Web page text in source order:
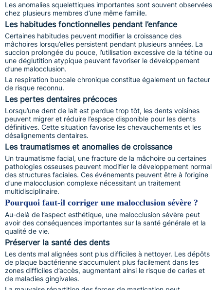
Les anomalies squelettiques importantes sont souvent observées
chez plusieurs membres d’une même famille.
Les habitudes fonctionnelles pendant l’enfance
Certaines habitudes peuvent modifier la croissance des
mâchoires lorsqu’elles persistent pendant plusieurs années. La
succion prolongée du pouce, l’utilisation excessive de la tétine ou
une déglutition atypique peuvent favoriser le développement
d’une malocclusion.
La respiration buccale chronique constitue également un facteur
de risque reconnu.
Les pertes dentaires précoces
Lorsqu’une dent de lait est perdue trop tôt, les dents voisines
peuvent migrer et réduire l’espace disponible pour les dents
définitives. Cette situation favorise les chevauchements et les
désalignements dentaires.
Les traumatismes et anomalies de croissance
Un traumatisme facial, une fracture de la mâchoire ou certaines
pathologies osseuses peuvent modifier le développement normal
des structures faciales. Ces événements peuvent être à l’origine
d’une malocclusion complexe nécessitant un traitement
multidisciplinaire.
Pourquoi faut-il corriger une malocclusion sévère ?
Au-delà de l’aspect esthétique, une malocclusion sévère peut
avoir des conséquences importantes sur la santé générale et la
qualité de vie.
Préserver la santé des dents
Les dents mal alignées sont plus difficiles à nettoyer. Les dépôts
de plaque bactérienne s’accumulent plus facilement dans les
zones difficiles d’accès, augmentant ainsi le risque de caries et
de maladies gingivales.